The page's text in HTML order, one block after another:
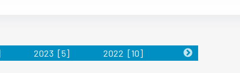
2023 [5] 2022 [10] 2021